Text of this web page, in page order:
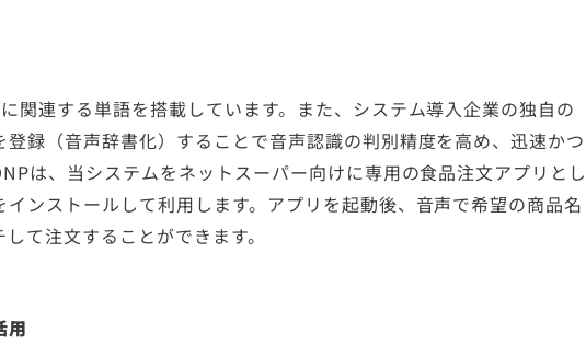
関連する単語を搭載しています。また、システム導入企業の独自の
録（音声辞書化）することで音声認識の判別精度を高め、迅速かつ
は、当システムをネットスーパー向けに専用の食品注文アプリとし
ンストールして利用します。アプリを起動後、音声で希望の商品名
て注文することができます。
用